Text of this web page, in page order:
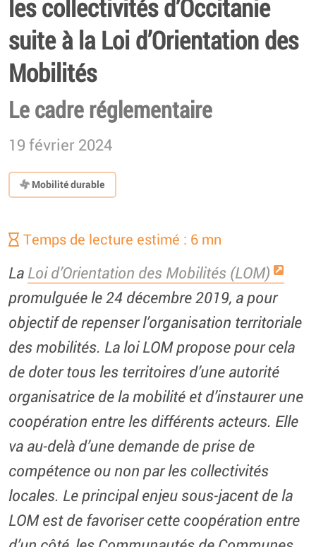
les collectivités d’Occitanie
suite à la Loi d’Orientation des
Mobilités
Le cadre réglementaire
19 février 2024
Mobilité durable
Temps de lecture estimé : 6 mn
La Loi d’Orientation des Mobilités (LOM)
promulguée le 24 décembre 2019, a pour
objectif de repenser l’organisation territoriale
des mobilités. La loi LOM propose pour cela
de doter tous les territoires d’une autorité
organisatrice de la mobilité et d’instaurer une
coopération entre les différents acteurs. Elle
va au-delà d’une demande de prise de
compétence ou non par les collectivités
locales. Le principal enjeu sous-jacent de la
LOM est de favoriser cette coopération entre